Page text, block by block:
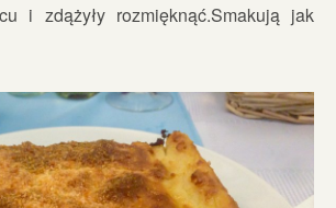
i zdążyły rozmięknąć.Smakują jak